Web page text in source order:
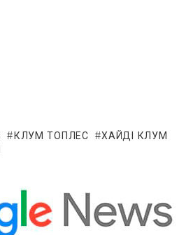
КЛУМ ТОПЛЕС
ХАЙДІ КЛУМ